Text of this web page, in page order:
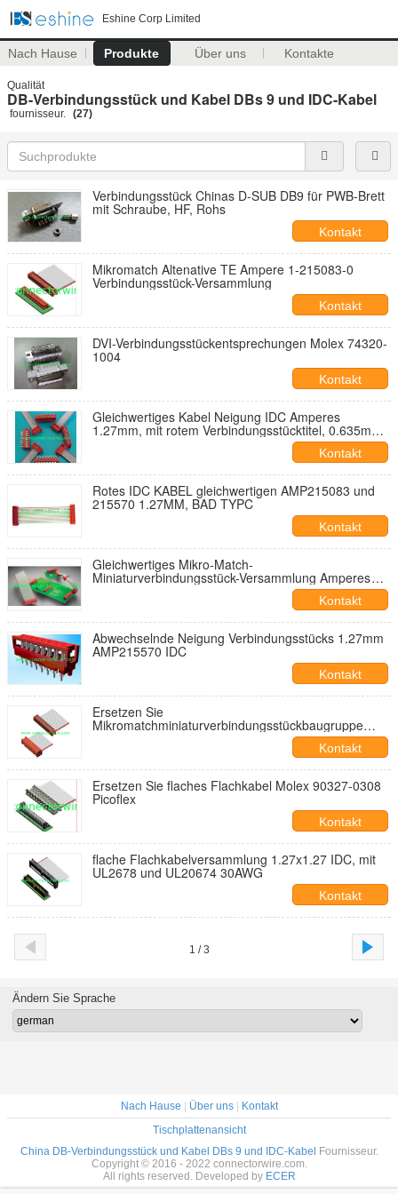
Eshine Corp Limited
Nach Hause Produkte Über uns Kontakte
Qualität
DB-Verbindungsstück und Kabel DBs 9 und IDC-Kabel
fournisseur. (27)
Verbindungsstück Chinas D-SUB DB9 für PWB-Brett
mit Schraube, HF, Rohs
Kontakt
Mikromatch Altenative TE Ampere 1-215083-0
Verbindungsstück-Versammlung
Kontakt
DVI-Verbindungsstückentsprechungen Molex 74320-
1004
Kontakt
Gleichwertiges Kabel Neigung IDC Amperes
1.27mm, mit rotem Verbindungsstücktitel, 0.635mm
Kontakt
Rotes IDC KABEL gleichwertigen AMP215083 und
215570 1.27MM, BAD TYPC
Kontakt
Gleichwertiges Mikro-Match-
Miniaturverbindungsstück-Versammlung Amperes
Kontakt
Abwechselnde Neigung Verbindungsstücks 1.27mm
AMP215570 IDC
Kontakt
Ersetzen Sie
Mikromatchminiaturverbindungsstückbaugruppe
Kontakt
Ersetzen Sie flaches Flachkabel Molex 90327-0308
Picoflex
Kontakt
flache Flachkabelversammlung 1.27x1.27 IDC, mit
UL2678 und UL20674 30AWG
Kontakt
1 / 3
Ändern Sie Sprache
Nach Hause Über uns|
Kontakt
Tischplattenansicht
China DB-Verbindungsstück und Kabel DBs 9 und IDC-Kabel
Fournisseur.
Copyright © 2016 - 2022 connectorwire.com.
All rights reserved. Developed by ECER